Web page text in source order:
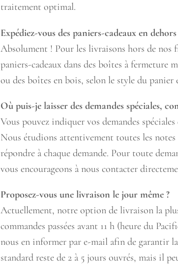
traitement optimal.
Expédiez-vous des paniers-cadeaux en
Absolument ! Pour les livraisons hors de nos
paniers-cadeaux dans des boîtes à fermeture
ou des boîtes en bois, selon le style du panier
Où puis-je laisser des demandes spéciales,
Vous pouvez indiquer vos demandes
Nous étudions attentivement toutes les
répondre à chaque demande. Pour toute
vous encourageons à nous contacter
Proposez-vous une livraison le jour même ?
Actuellement, notre option de livraison la
commandes passées avant 11 h (heure du
nous en informer par e-mail afin de garantir
standard reste de 2 à 5 jours ouvrés, mais il